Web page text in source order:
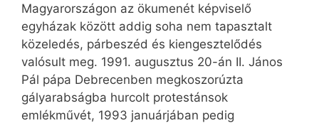
Magyarországon az ökumenét képviselő
egyházak között addig soha nem tapasztalt
közeledés, párbeszéd és kiengesztelődés
valósult meg. 1991. augusztus 20-án II. János
Pál pápa Debrecenben megkoszorúzta
gályarabságba hurcolt protestánsok
emlékművét, 1993 januárjában pedig